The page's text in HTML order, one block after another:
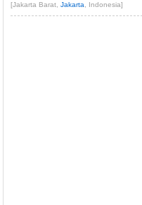
[Jakarta Barat,Jakarta , Indonesia]